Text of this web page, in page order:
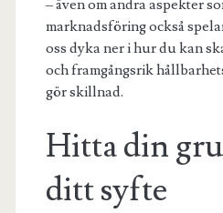
– även om andra aspekter
marknadsföring också
oss dyka ner i hur du kan
och framgångsrik
gör skillnad.
Hitta din
ditt syfte